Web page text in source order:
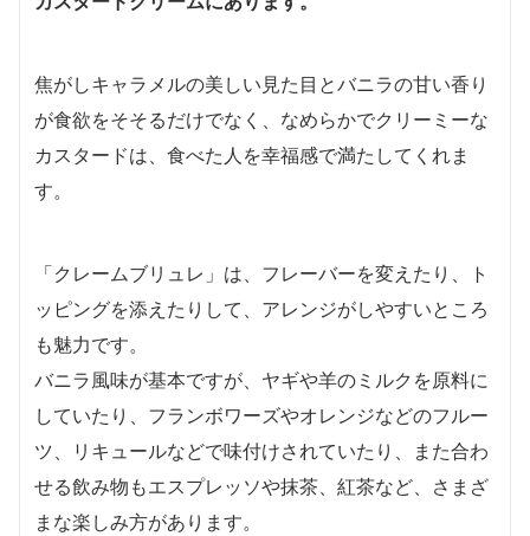
焦がしキャラメルの美しい見た目とバニラの甘い香り
が食欲をそそるだけでなく、なめらかでクリーミーな
カスタードは、食べた人を幸福感で満たしてくれま
す。
「クレームブリュレ」は、フレーバーを変えたり、ト
ッピングを添えたりして、アレンジがしやすいところ
も魅力です。
バニラ風味が基本ですが、ヤギや羊のミルクを原料に
していたり、フランボワーズやオレンジなどのフルー
ツ、リキュールなどで味付けされていたり、また合わ
せる飲み物もエスプレッソや抹茶、紅茶など、さまざ
まな楽しみ方があります。